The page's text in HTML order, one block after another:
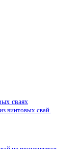
сваях
винтовых свай.